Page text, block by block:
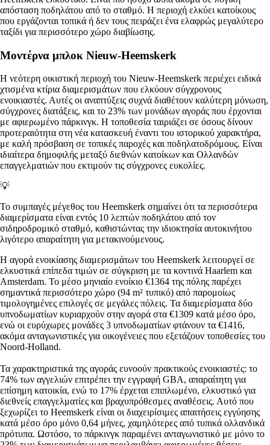
απόσταση ποδηλάτου από το σταθμό. Η περιοχή ελκύει κατοίκους
που εργάζονται τοπικά ή δεν τους πειράζει ένα ελαφρώς μεγαλύτερο
ταξίδι για περισσότερο χώρο διαβίωσης.
Μοντέρνα μπλοκ Nieuw-Heemskerk
Η νεότερη οικιστική περιοχή του Nieuw-Heemskerk περιέχει ειδικά
χτισμένα κτίρια διαμερισμάτων που ελκύουν σύγχρονους
ενοικιαστές. Αυτές οι αναπτύξεις συχνά διαθέτουν καλύτερη μόνωση,
σύγχρονες διατάξεις, και το 23% των μονάδων αγοράς που έρχονται
με αφιερωμένο πάρκινγκ. Η τοποθεσία ταιριάζει σε όσους δίνουν
προτεραιότητα στη νέα κατασκευή έναντι του ιστορικού χαρακτήρα,
με καλή πρόσβαση σε τοπικές παροχές και ποδηλατοδρόμους. Είναι
ιδιαίτερα δημοφιλής μεταξύ διεθνών κατοίκων και Ολλανδών
επαγγελματιών που εκτιμούν τις σύγχρονες ευκολίες.
💡
Το συμπαγές μέγεθος του Heemskerk σημαίνει ότι τα περισσότερα
διαμερίσματα είναι εντός 10 λεπτών ποδηλάτου από τον
σιδηροδρομικό σταθμό, καθιστώντας την ιδιοκτησία αυτοκινήτου
λιγότερο απαραίτητη για μετακινούμενους.
Η αγορά ενοικίασης διαμερισμάτων του Heemskerk λειτουργεί σε
ελκυστικά επίπεδα τιμών σε σύγκριση με τα κοντινά Haarlem και
Amsterdam. Το μέσο μηνιαίο ενοίκιο €1364 της πόλης παρέχει
σημαντικά περισσότερο χώρο (94 m² τυπικό) από παρομοίως
τιμολογημένες επιλογές σε μεγάλες πόλεις. Τα διαμερίσματα δύο
υπνοδωματίων κυριαρχούν στην αγορά στα €1309 κατά μέσο όρο,
ενώ οι ευρύχωρες μονάδες 3 υπνοδωματίων φτάνουν τα €1416,
ακόμα ανταγωνιστικές για οικογένειες που εξετάζουν τοποθεσίες του
Noord-Holland.
Τα χαρακτηριστικά της αγοράς ευνοούν πρακτικούς ενοικιαστές: το
74% των αγγελιών επιτρέπει την εγγραφή GBA, απαραίτητη για
επίσημη κατοικία, ενώ το 17% έρχεται επιπλωμένο, ελκυστικό για
διεθνείς επαγγελματίες και βραχυπρόθεσμες αναθέσεις. Αυτό που
ξεχωρίζει το Heemskerk είναι οι διαχειρίσιμες απαιτήσεις εγγύησης
κατά μέσο όρο μόνο 0,64 μήνες, χαμηλότερες από τυπικά ολλανδικά
πρότυπα. Ωστόσο, το πάρκινγκ παραμένει ανταγωνιστικό με μόνο το